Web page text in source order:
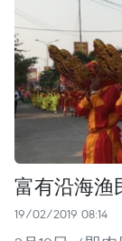
富有沿海渔
19/02/2019 08:14